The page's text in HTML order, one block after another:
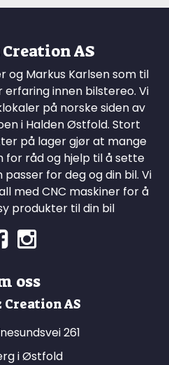
AS
og Markus Karlsen som til
innen bilstereo. Vi
på norske siden av
i Halden Østfold. Stort
på lager gjør at mange
for råd og hjelp til å sette
for deg og din bil. Vi
med CNC maskiner for å
produkter til din bil
oss
AS
261
i Østfold